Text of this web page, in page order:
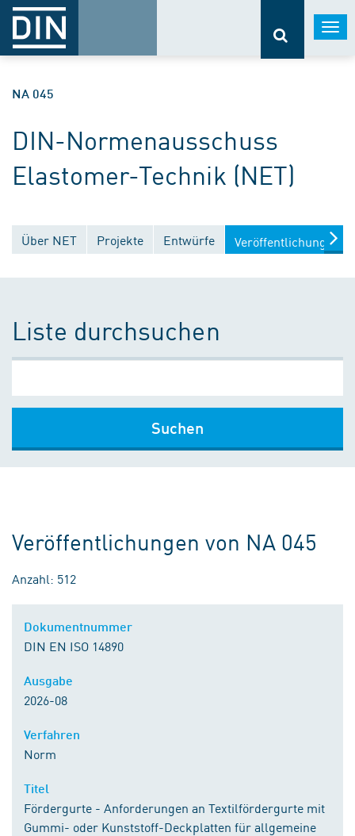
NA 045
DIN-Normenausschuss
Elastomer-Technik (NET)
Über NET Projekte Entwürfe Veröffentlichungen
Liste durchsuchen
Suchen
Veröffentlichungen von NA 045
Anzahl: 512
DIN EN ISO 14890
2026-08
Norm
Fördergurte - Anforderungen an Textilfördergurte mit
Gummi- oder Kunststoff-Deckplatten für allgemeine